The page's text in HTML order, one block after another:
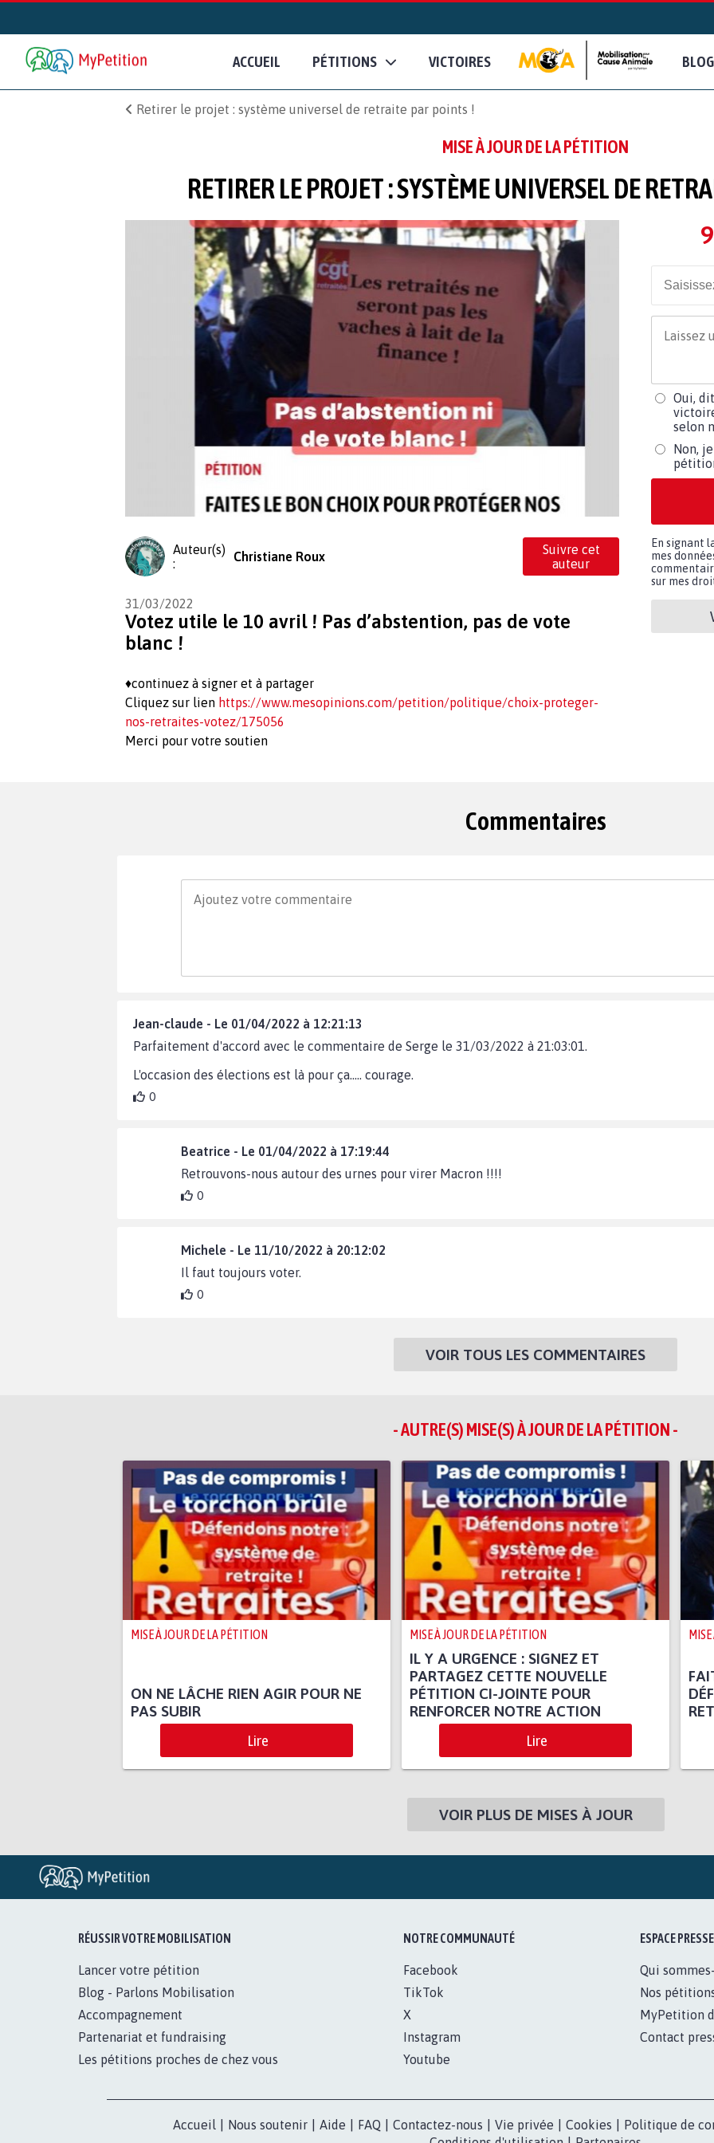
ACCUEIL PÉTITIONS VICTOIRES BLOG
Retirer le projet : système universel de retraite par points !
MISE À JOUR DE LA PÉTITION
RETIRER LE PROJET : SYSTÈME UNIVERSEL DE
Auteur(s)
:
Christiane Roux
Suivre cet
auteur
31/03/2022
Votez utile le 10 avril ! Pas d’abstention, pas de vote
blanc !
♦️continuez à signer et à partager
Cliquez sur lien https://www.mesopinions.com/petition/politique/choix-proteger-
nos-retraites-votez/175056
Merci pour votre soutien
Oui,
selon
Non,
En signant
mes
sur mes
Commentaires
Jean-claude - Le 01/04/2022 à 12:21:13
Parfaitement d'accord avec le commentaire de Serge le 31/03/2022 à 21:03:01.
L'occasion des élections est là pour ça..... courage.
0
Beatrice - Le 01/04/2022 à 17:19:44
Retrouvons-nous autour des urnes pour virer Macron !!!!
0
Michele - Le 11/10/2022 à 20:12:02
Il faut toujours voter.
0
VOIR TOUS LES COMMENTAIRES
- AUTRE(S) MISE(S) À JOUR DE LA PÉTITION -
MISE À JOUR DE LA PÉTITION
ON NE LÂCHE RIEN AGIR POUR NE
PAS SUBIR
Lire
MISE À JOUR DE LA PÉTITION
IL Y A URGENCE : SIGNEZ ET
PARTAGEZ CETTE NOUVELLE
PÉTITION CI-JOINTE POUR
RENFORCER NOTRE ACTION
Lire
VOIR PLUS DE MISES À JOUR
RÉUSSIR VOTRE MOBILISATION
Lancer votre pétition
Blog - Parlons Mobilisation
Accompagnement
Partenariat et fundraising
Les pétitions proches de chez vous
NOTRE COMMUNAUTÉ
Facebook
TikTok
X
Instagram
Youtube
ESPACE PRESSE
Qui
Nos
MyPetition
Contact
Accueil Nous soutenir Aide FAQ Contactez-nous Vie privée Cookies Politique de